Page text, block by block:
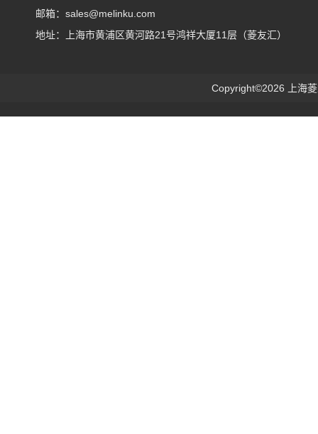
邮箱：sales@melinku.com
地址：上海市黄浦区黄河路21号鸿祥大厦11层（菱友汇）
Copyright©2026 上海